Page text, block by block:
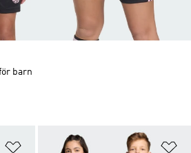
Lägg till på önskelistan
barn